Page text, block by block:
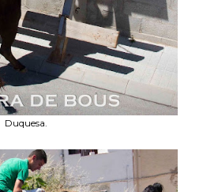
Duquesa.